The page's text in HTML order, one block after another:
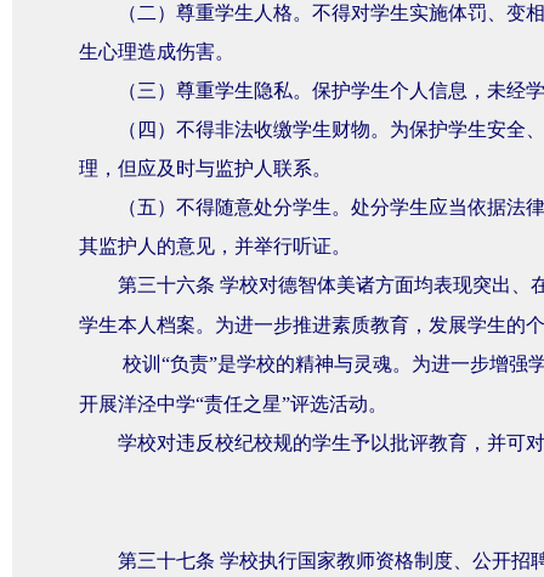
（二）尊重学生人格。不得对学生实施体罚、
生心理造成伤害。
（三）尊重学生隐私。保护学生个人信息，未
（四）不得非法收缴学生财物。为保护学生安
理，但应及时与监护人联系。
（五）不得随意处分学生。处分学生应当依据
其监护人的意见，并举行听证。
第三十六条 学校对德智体美诸方面均表现突出、
学生本人档案。为进一步推进素质教育，发展学生的
校训“负责”是学校的精神与灵魂。为进一步增
开展洋泾中学“责任之星”评选活动。
学校对违反校纪校规的学生予以批评教育，并可
第三十七条 学校执行国家教师资格制度、公开招